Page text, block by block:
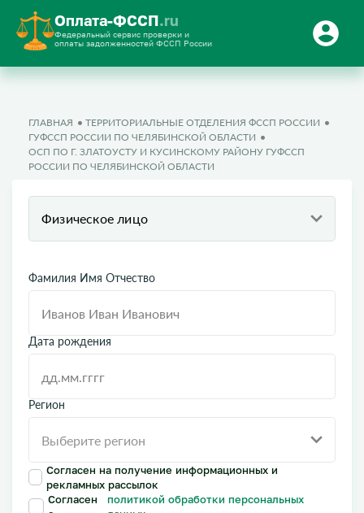
Оплата-ФССП.ru
Федеральный сервис проверки и
оплаты задолженностей ФССП России
ГЛАВНАЯ
ТЕРРИТОРИАЛЬНЫЕ ОТДЕЛЕНИЯ ФССП РОССИИ
ГУФССП РОССИИ ПО ЧЕЛЯБИНСКОЙ ОБЛАСТИ
ОСП ПО Г. ЗЛАТОУСТУ И КУСИНСКОМУ РАЙОНУ ГУФССП
РОССИИ ПО ЧЕЛЯБИНСКОЙ ОБЛАСТИ
Физическое лицо
Фамилия Имя Отчество
Дата рождения
Регион
Согласен на получение информационных и
рекламных рассылок
Согласен
политикой обработки персональных